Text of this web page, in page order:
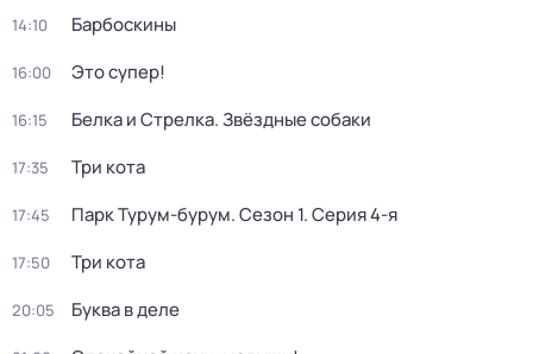
14:10 Барбоскины
16:00 Это супер!
16:15 Белка и Стрелка. Звёздные собаки
17:35 Три кота
17:45 Парк Турум-бурум. Сезон 1. Серия 4-я
17:50 Три кота
20:05 Буква в деле